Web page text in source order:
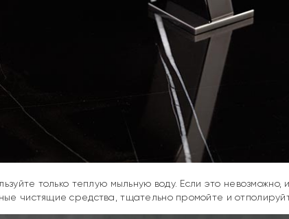
только теплую мыльную воду. Если это невозможно,
чистящие средства, тщательно промойте и